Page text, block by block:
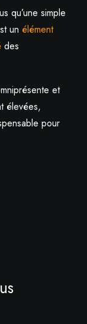
qu’une simple
un élément
des
et
élevées,
pour